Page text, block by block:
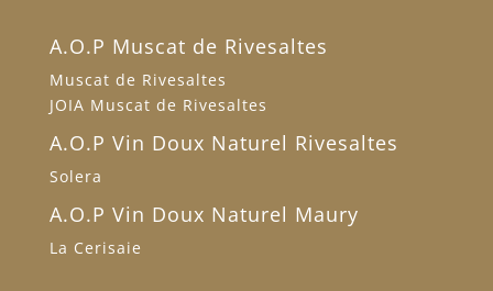
A.O.P Muscat de Rivesaltes
Muscat de Rivesaltes
JOIA Muscat de Rivesaltes
A.O.P Vin Doux Naturel Rivesaltes
Solera
A.O.P Vin Doux Naturel Maury
La Cerisaie